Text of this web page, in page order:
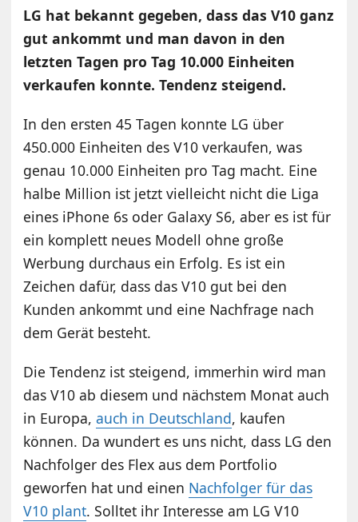
LG hat bekannt gegeben, dass das V10 ganz
gut ankommt und man davon in den
letzten Tagen pro Tag 10.000 Einheiten
verkaufen konnte. Tendenz steigend.
In den ersten 45 Tagen konnte LG über
450.000 Einheiten des V10 verkaufen, was
genau 10.000 Einheiten pro Tag macht. Eine
halbe Million ist jetzt vielleicht nicht die Liga
eines iPhone 6s oder Galaxy S6, aber es ist für
ein komplett neues Modell ohne große
Werbung durchaus ein Erfolg. Es ist ein
Zeichen dafür, dass das V10 gut bei den
Kunden ankommt und eine Nachfrage nach
dem Gerät besteht.
Die Tendenz ist steigend, immerhin wird man
das V10 ab diesem und nächstem Monat auch
in Europa,auch in Deutschland, kaufen
können. Da wundert es uns nicht, dass LG den
Nachfolger des Flex aus dem Portfolio
geworfen hat und einen Nachfolger für das
V10 plant. Solltet ihr Interesse am LG V10